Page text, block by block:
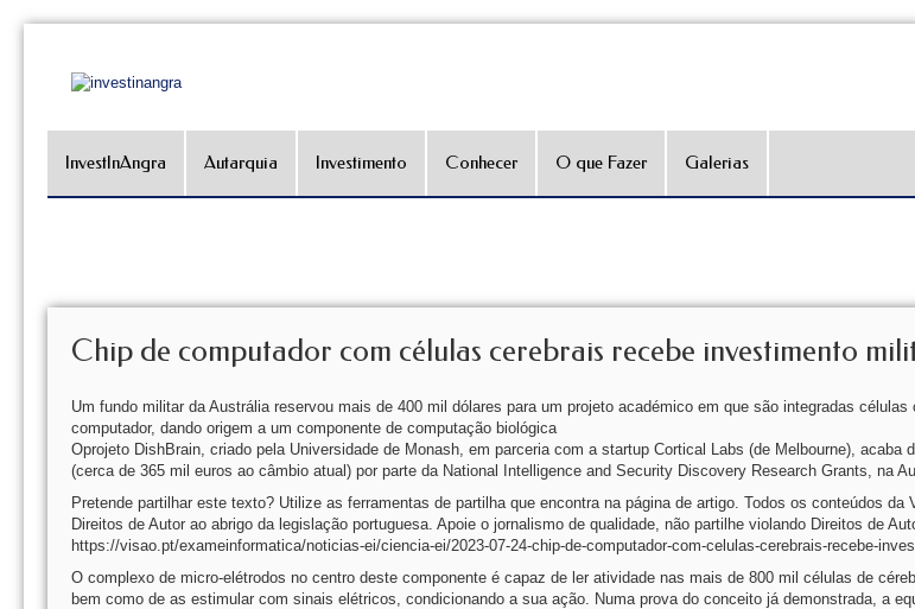
InvestInAngra Autarquia Investimento Conhecer O que Fazer Galerias
Chip de computador com células cerebrais recebe investimento
Um fundo militar da Austrália reservou mais de 400 mil dólares para um projeto académico em que são integradas
computador, dando origem a um componente de computação biológica
Oprojeto DishBrain, criado pela Universidade de Monash, em parceria com a startup Cortical Labs (de Melbourne), acaba
(cerca de 365 mil euros ao câmbio atual) por parte da National Intelligence and Security Discovery Research Grants, na
Pretende partilhar este texto? Utilize as ferramentas de partilha que encontra na página de artigo. Todos os conteúdos da
Direitos de Autor ao abrigo da legislação portuguesa. Apoie o jornalismo de qualidade, não partilhe violando Direitos de
https://visao.pt/exameinformatica/noticias-ei/ciencia-ei/2023-07-24-chip-de-computador-com-celulas-cerebrais-recebe-
O complexo de micro-elétrodos no centro deste componente é capaz de ler atividade nas mais de 800 mil células de
bem como de as estimular com sinais elétricos, condicionando a sua ação. Numa prova do conceito já demonstrada, a